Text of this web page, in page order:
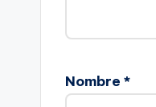
Nombre *